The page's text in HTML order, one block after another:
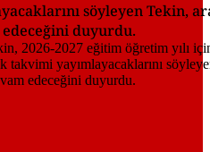
söyleyen Tekin,
edeceğini duyurdu.